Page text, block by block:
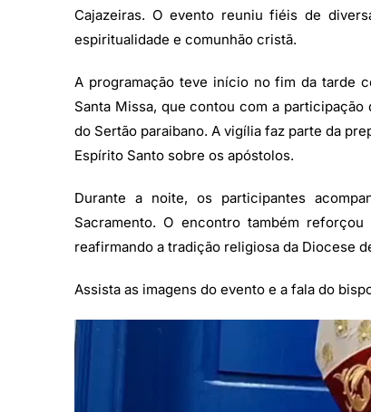
Cajazeiras. O evento reuniu fiéis de
espiritualidade e comunhão cristã.
A programação teve início no fim da tarde
Santa Missa, que contou com a
do Sertão paraibano. A vigília faz parte da
Espírito Santo sobre os apóstolos.
Durante a noite, os participantes
Sacramento. O encontro também
reafirmando a tradição religiosa da Diocese
Assista as imagens do evento e a fala do